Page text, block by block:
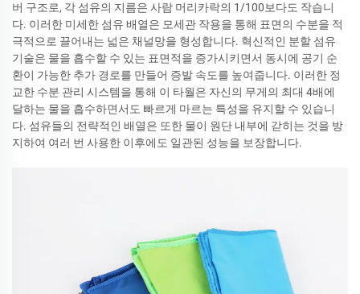
버 구조로, 각 섬유의 지름은 사람 머리카락의 1/100보다도 작습니
다. 이러한 미세한 섬유 배열은 모세관 작용을 통해 표면의 수분을 적
극적으로 끌어내는 넓은 채널망을 형성합니다. 혁신적인 분할 섬유
기술은 물을 흡수할 수 있는 표면적을 증가시키면서 동시에 공기 순
환이 가능한 추가 경로를 만들어 증발 속도를 높여줍니다. 이러한 정
교한 수분 관리 시스템을 통해 이 타월은 자신의 무게의 최대 4배에
달하는 물을 흡수하면서도 빠르게 마르는 특성을 유지할 수 있습니
다. 섬유들의 전략적인 배열은 또한 물이 원단 내부에 갇히는 것을 방
지하여 여러 번 사용한 이후에도 일관된 성능을 보장합니다.